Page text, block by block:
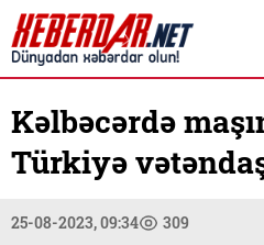
Kəlbəcərdə
Türkiyə
25-08-2023, 09:34 309